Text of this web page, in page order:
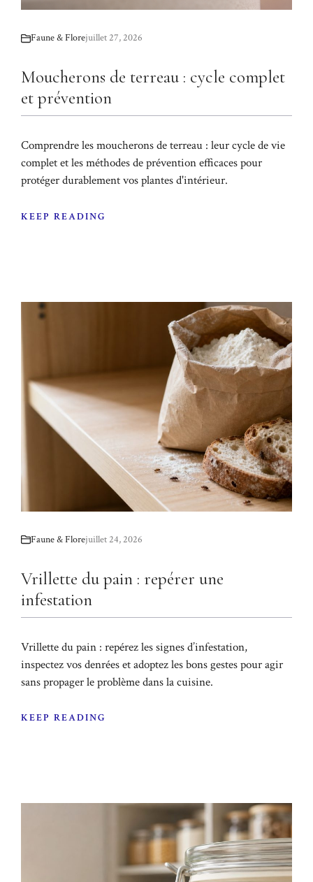
Faune & Florejuillet 27, 2026
Moucherons de terreau : cycle complet
et prévention
Comprendre les moucherons de terreau : leur cycle de vie
complet et les méthodes de prévention efficaces pour
protéger durablement vos plantes d'intérieur.
KEEP READING
Faune & Florejuillet 24, 2026
Vrillette du pain : repérer une
infestation
Vrillette du pain : repérez les signes d’infestation,
inspectez vos denrées et adoptez les bons gestes pour agir
sans propager le problème dans la cuisine.
KEEP READING